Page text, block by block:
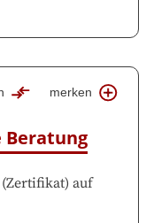
Beratung
merken
(Zertifikat) auf